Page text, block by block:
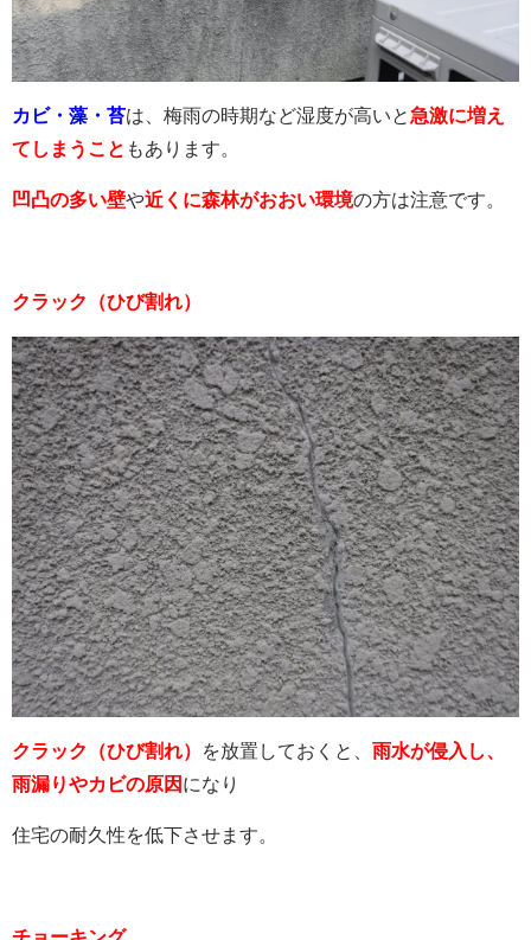
カビ・藻・苔は、梅雨の時期など湿度が高いと急激に増え
てしまうこと もあります。
凹凸の多い壁や近くに森林がおおい環境の方は注意です。
クラック（ひび割れ）
クラック（ひび割れ） を放置しておくと、 雨水が侵入し、
雨漏りやカビの原因 になり
住宅の耐久性を低下させます。